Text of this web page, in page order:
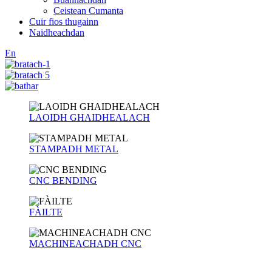
Ceistean Cumanta
Cuir fios thugainn
Naidheachdan
En
LAOIDH GHAIDHEALACH
STAMPADH METAL
CNC BENDING
FÀILTE
MACHINEACHADH CNC